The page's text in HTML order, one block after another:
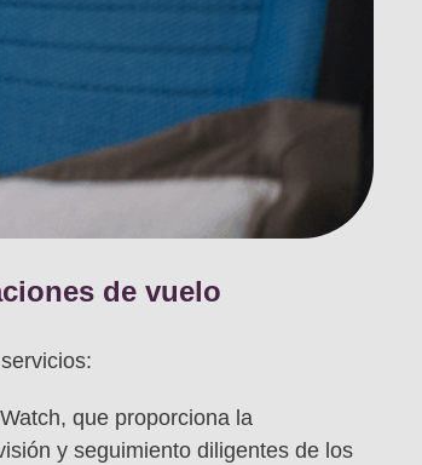
de vuelo
que proporciona la
y seguimiento diligentes de los